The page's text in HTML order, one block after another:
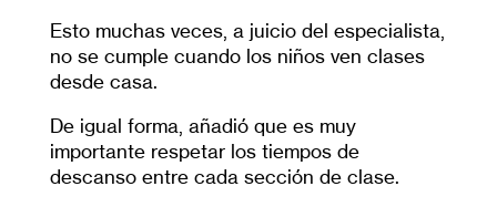
Esto muchas veces, a juicio del especialista,
no se cumple cuando los niños ven clases
desde casa.
De igual forma, añadió que es muy
importante respetar los tiempos de
descanso entre cada sección de clase.